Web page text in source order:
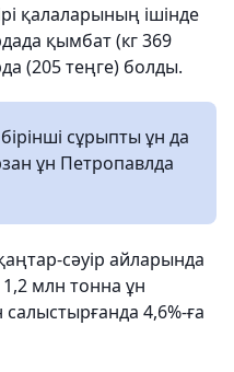
қалаларының ішінде
қымбат (кг 369
(205 теңге) болды.
сұрыпты ұн да
ұн Петропавлда
сәуір айларында
1,2 млн тонна ұн
4,6%-ға